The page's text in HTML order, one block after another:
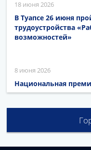
18 июня 2026
В Туапсе 26 июня
трудоустройства
возможностей»
8 июня 2026
Национальная